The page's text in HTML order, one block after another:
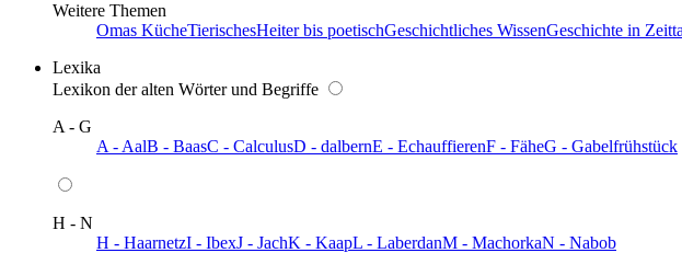
Weitere Themen
Omas KücheTierischesHeiter bis poetischGeschichtliches WissenGeschichte in
Lexika
Lexikon der alten Wörter und Begriffe
A - G
A - AalB - BaasC - CalculusD - dalbernE - EchauffierenF - FäheG - Gabelfrühstück
H - N
H - HaarnetzI - IbexJ - JachK - KaapL - LaberdanM - MachorkaN - Nabob